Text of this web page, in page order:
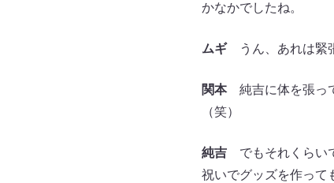
かなかでしたね。
ムギうん、あれは緊張
関本純吉に体を張っ
（笑）
純吉でもそれくらい
祝いでグッズを作って